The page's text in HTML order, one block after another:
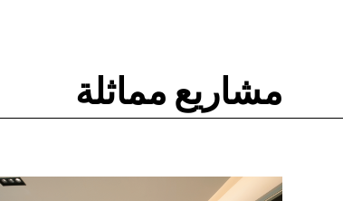
مشاريع مماثلة